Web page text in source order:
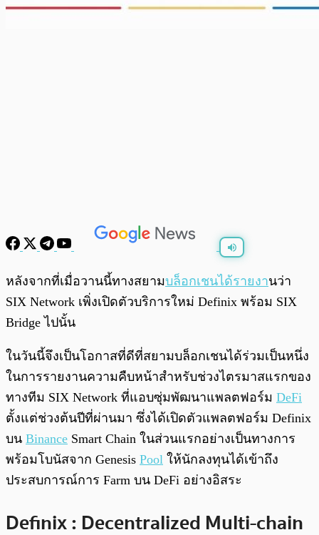
พร้อมเล่น 0:00
หลังจากที่เมื่อวานนี้ทางสยามบล็อกเชนได้รายงานว่า
SIX Network เพิ่งเปิดตัวบริการใหม่ Definix พร้อม SIX
Bridge ไปนั้น
ในวันนี้จึงเป็นโอกาสที่ดีที่สยามบล็อกเชนได้ร่วมเป็นหนึ่ง
ในการรายงานความคืบหน้าสำหรับช่วงไตรมาสแรกของ
ทางทีม SIX Network ที่แอบซุ่มพัฒนาแพลตฟอร์ม DeFi
ตั้งแต่ช่วงต้นปีที่ผ่านมา ซึ่งได้เปิดตัวแพลตฟอร์ม Definix
บน Binance Smart Chain ในส่วนแรกอย่างเป็นทางการ
พร้อมโบนัสจาก Genesis Pool ให้นักลงทุนได้เข้าถึง
ประสบการณ์การ Farm บน DeFi อย่างอิสระ
Definix : Decentralized Multi-chain